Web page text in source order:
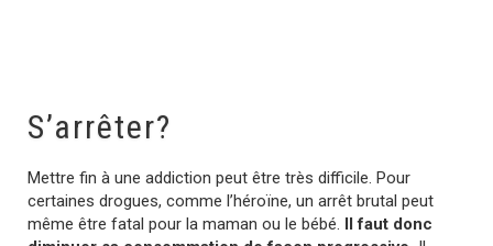
S’arrêter?
Mettre fin à une addiction peut être très difficile. Pour
certaines drogues, comme l’héroïne, un arrêt brutal peut
même être fatal pour la maman ou le bébé. Il faut donc